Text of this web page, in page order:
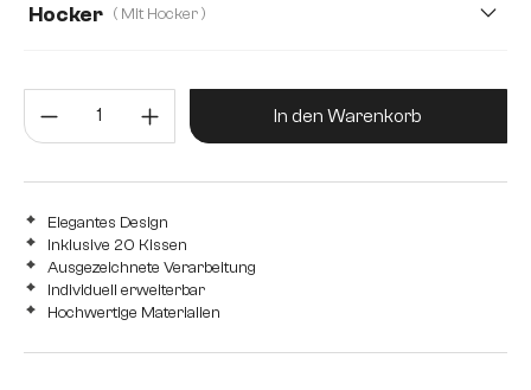
Hocker ( Mit Hocker )
Produkt Anzahl: Gib den
In den Warenkorb
Elegantes Design
Inklusive 20 Kissen
Ausgezeichnete Verarbeitung
Individuell erweiterbar
Hochwertige Materialien